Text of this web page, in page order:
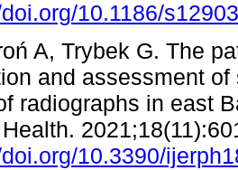
10.1186/
A, Trybek G. The
and assessment
radiographs in east
10.3390/